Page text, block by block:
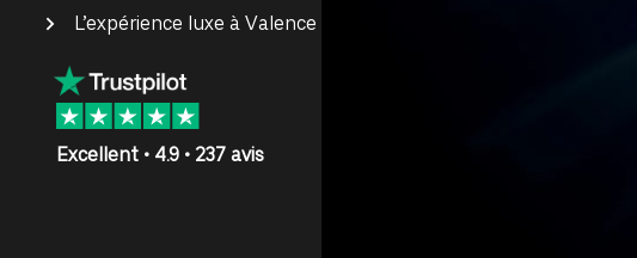
L’expérience luxe à Valence
Excellent • 4.9 • 237 avis